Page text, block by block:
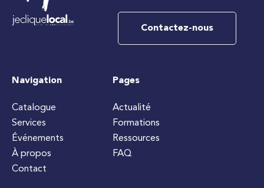
Contactez-nous
Navigation
Catalogue
Services
Événements
À propos
Contact
Pages
Actualité
Formations
Ressources
FAQ